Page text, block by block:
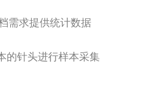
需求提供统计数据
的针头进行样本采集